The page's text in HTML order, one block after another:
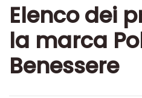
Elenco dei
la marca
Benessere